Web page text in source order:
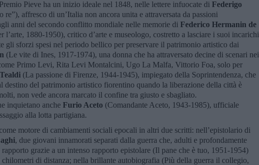
Pieve ha un inizio ideale nel 1848, nelle lettere infuocate di Federigo
re”), affresco di un’Italia non ancora unita e attraversata da passioni
anni del secondo conflitto mondiale nelle memorie di Federico Hermanin de
l’arte, 1880-1950), critico d’arte e museologo, costretto a lasciare i suoi incarichi
gli sforzi spesi nel periodo bellico per preservare il patrimonio artistico dai
(Le vite di Ines, 1917-1974), una donna che ha attraversato decine di scenari nei
Primo Levi, Rita Levi Montalcini, Ugo La Malfa, Vittorio Foa, solo per
(La passione di Firenze, 1944-1945), impiegato della Soprintendenza, che
destino del patrimonio artistico fiorentino quando la liberazione della città è
non vede ancora marcato il confine tra giusto e sbagliato.
inquietano anche Furio Aceto (Comandante Aceto, 1943-1985), ufficiale
alla lotta partigiana.
motore di cambiamenti sociali epocali in altri due scritti: nell’epistolario di
, due giovani innamorati separati dalla guerra che, adulti e profondamente
grazie a un intenso rapporto epistolare (Il pane che è tuo, 1951-1954)
chilometri di distanza; nella brillante autobiografia (Più della guerra il collegio,